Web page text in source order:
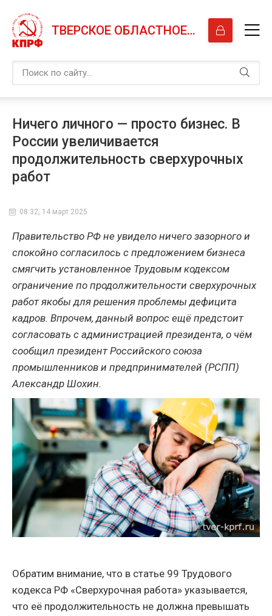
ТВЕРСКОЕ ОБЛАСТНОЕ ОТДЕЛЕНИЕ КПРФ
Ничего личного — просто бизнес. В
России увеличивается
продолжительность сверхурочных
работ
08:32, 14 март 2025
Правительство РФ не увидело ничего зазорного и
спокойно согласилось с предложением бизнеса
смягчить установленное Трудовым кодексом
ограничение по продолжительности сверхурочных
работ якобы для решения проблемы дефицита
кадров. Впрочем, данный вопрос ещё предстоит
согласовать с администрацией президента, о чём
сообщил президент Российского союза
промышленников и предпринимателей (РСПП)
Александр Шохин.
Обратим внимание, что в статье 99 Трудового
кодекса РФ «Сверхурочная работа» указывается,
что её продолжительность не должна превышать